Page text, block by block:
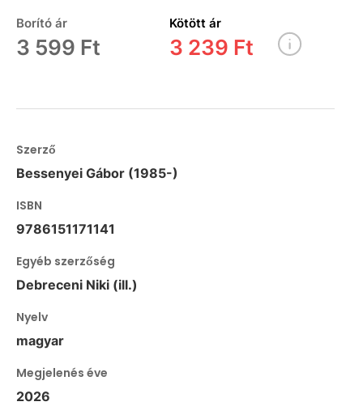
Borító ár
3 599 Ft
Kötött ár
3 239 Ft
Szerző
Bessenyei Gábor (1985-)
ISBN
9786151171141
Egyéb szerzőség
Debreceni Niki (ill.)
Nyelv
magyar
Megjelenés éve
2026